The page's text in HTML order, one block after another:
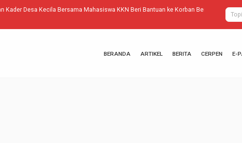
Bersama Mahasiswa KKN Beri Bantuan ke Korban Bencana Alam
Parade
BERANDA ARTIKEL BERITA CERPEN E-